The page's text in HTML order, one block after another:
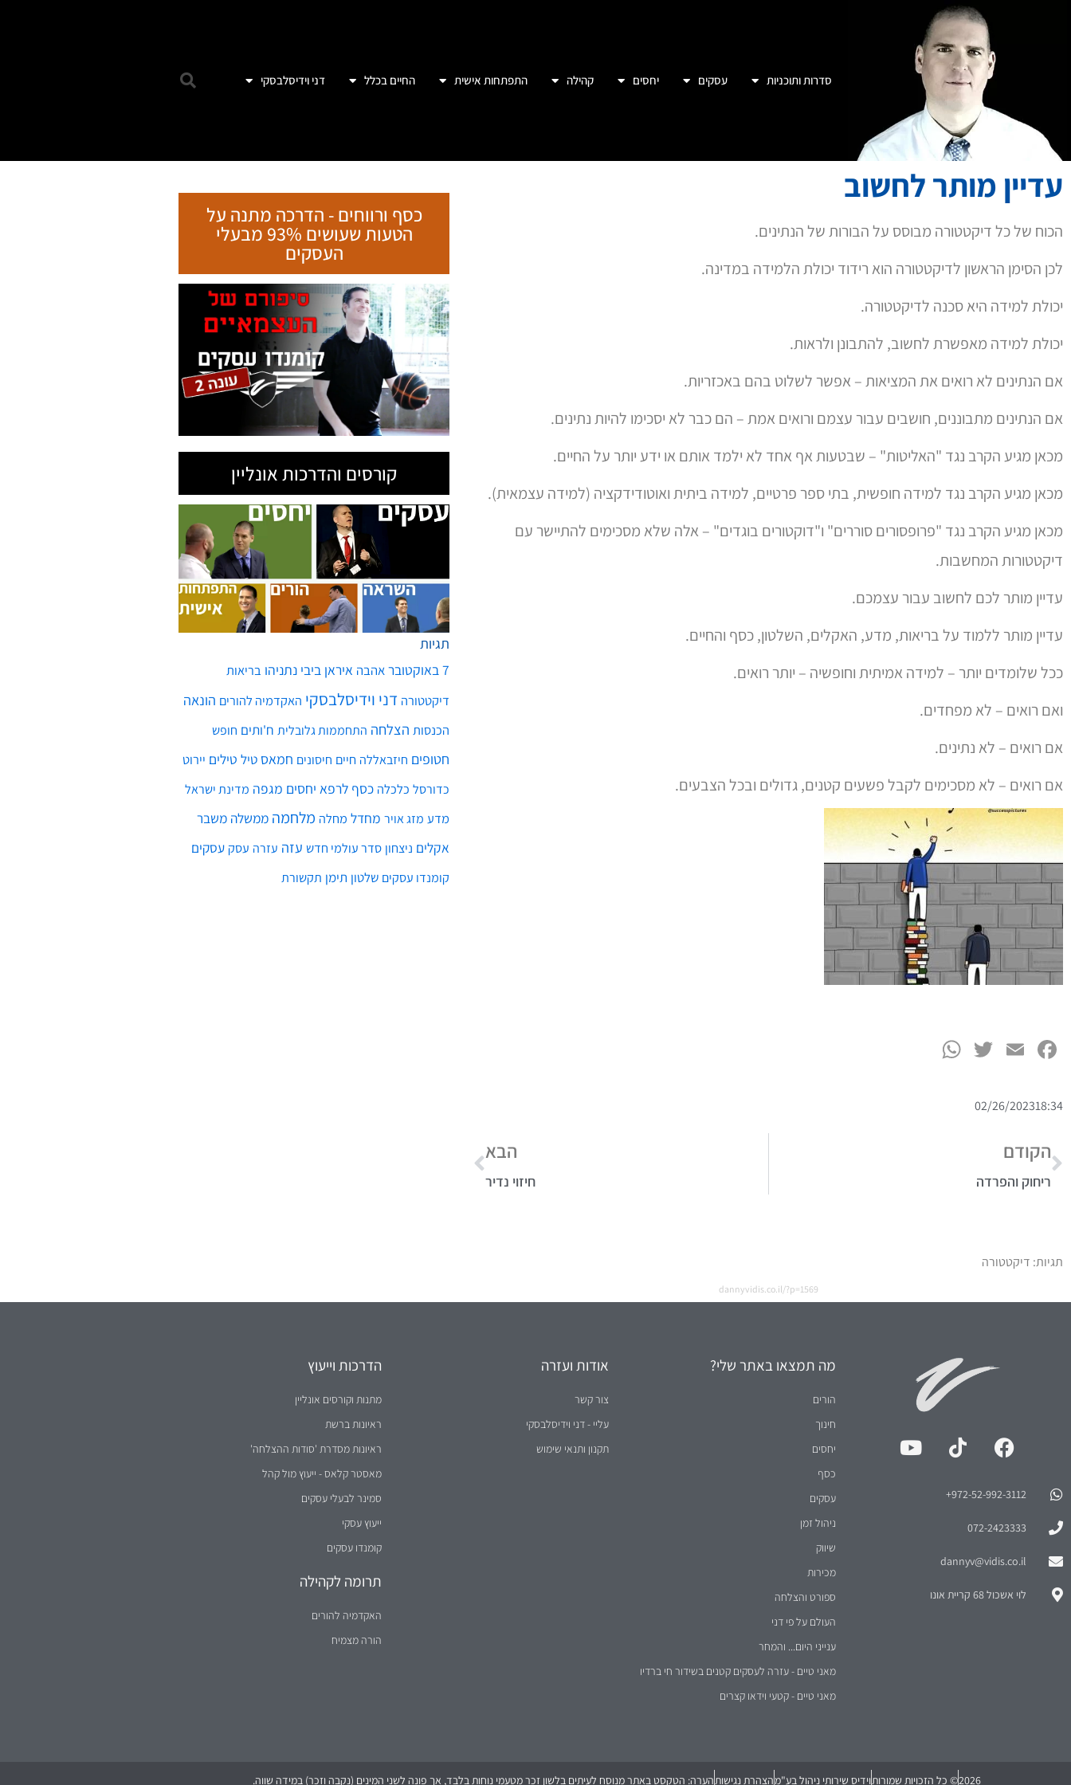
סדרות ותוכניות עסקים יחסים קהילה התפתחות אישית החיים בכלל דני וידיסלבסקי
עדיין מותר לחשוב
הכוח של כל דיקטטורה מבוסס על הבורות של הנתינים.
לכן הסימן הראשון לדיקטטורה הוא רידוד יכולת הלמידה במדינה.
יכולת למידה היא סכנה לדיקטטורה.
יכולת למידה מאפשרת לחשוב, להתבונן ולראות.
אם הנתינים לא רואים את המציאות – אפשר לשלוט בהם באכזריות.
אם הנתינים מתבוננים, חושבים עבור עצמם ורואים אמת – הם כבר לא יסכימו להיות נתינים.
מכאן מגיע הקרב נגד "האליטות" – שבטעות אף אחד לא ילמד אותם או ידע יותר על החיים.
מכאן מגיע הקרב נגד למידה חופשית, בתי ספר פרטיים, למידה ביתית ואוטודידקציה (למידה עצמאית).
מכאן מגיע הקרב נגד "פרופסורים סוררים" ו"דוקטורים בוגדים" – אלה שלא מסכימים להתיישר עם
דיקטטורות המחשבות.
עדיין מותר לכם לחשוב עבור עצמכם.
עדיין מותר ללמוד על בריאות, מדע, האקלים, השלטון, כסף והחיים.
ככל שלומדים יותר – למידה אמיתית וחופשיה – יותר רואים.
ואם רואים – לא מפחדים.
אם רואים – לא נתינים.
אם רואים – לא מסכימים לקבל פשעים קטנים, גדולים ובכל הצבעים.
Facebook
Email
Twitter
18:34
02/26/2023
הקודם
ריחוק והפרדה
הבא
חיזוי נדיר
תגיות: דיקטטורה
dannyvidis.co.il/?p=1569
כסף ורווחים - הדרכה מתנה על
הטעות שעושים 93% מבעלי
העסקים
קורסים והדרכות אונליין
תגיות
7 באוקטובר
אהבה איראן ביבי נתניהו בריאות
דיקטטורה דני וידיסלבסקי האקדמיה להורים הונאה
הכנסות הצלחה התחממות גלובלית ח'ותים חופש
חטופים חיזבאללה חיים חיסונים חמאס טיל טילים יירוט
כדורסל כלכלה כסף לרפא יחסים מגפה מדינת ישראל
מדע מזג אויר מחדל מחלה מלחמה ממשלה משבר
אקלים ניצחון סדר עולמי חדש עזה עזרה עסק עסקים
קומנדו עסקים שלטון תימן תקשורת
972-52-992-3112⁩+
072-2423333
dannyv@vidis.co.il
לוי אשכול 68 קריית אונו
מה תמצאו באתר שלי?
הורים
חינוך
יחסים
כסף
עסקים
ניהול זמן
שיווק
מכירות
ספורט והצלחה
העולם על פי דני
ענייני היום... והמחר
מאני טיים - עזרה לעסקים קטנים בשידור חי ברדיו
מאני טיים - קטעי וידאו קצרים
אודות ועזרה
צור קשר
עליי - דני וידיסלבסקי
תקנון ותנאי שימוש
הדרכות וייעוץ
מתנות וקורסים אונליין
ראיונות ברשת
ראיונות מסדרת 'סודות ההצלחה'
מאסטר קלאס - ייעוץ מול קהל
סמינר לבעלי עסקים
ייעוץ עסקי
קומנדו עסקים
תרומה לקהילה
האקדמיה להורים
הורה מצמיח
2026© כל הזכויות שמורותוידיס שירותי ניהול בע"מהצהרת נגישותהערה: הטקסט באתר מנוסח לעיתים בלשון זכר מטעמי נוחות בלבד, אך פונה לשני המינים (נקבה וזכר) במידה שווה.